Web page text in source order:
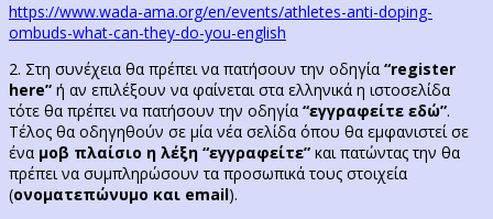
https://www.wada-ama.org/en/events/athletes-anti-doping-
ombuds-what-can-they-do-you-english
2. Στη συνέχεια θα πρέπει να πατήσουν την οδηγία “register
here” ή αν επιλέξουν να φαίνεται στα ελληνικά η ιστοσελίδα
τότε θα πρέπει να πατήσουν την οδηγία “εγγραφείτε εδώ”.
Τέλος θα οδηγηθούν σε μία νέα σελίδα όπου θα εμφανιστεί σε
ένα μοβ πλαίσιο η λέξη “εγγραφείτε” και πατώντας την θα
πρέπει να συμπληρώσουν τα προσωπικά τους στοιχεία
(ονοματεπώνυμο και email).